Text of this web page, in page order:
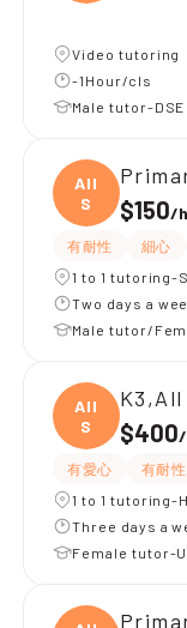
Video tutoring
-1Hour/cls
Male tutor-DSE
All
S
$150/
有耐性 細心
1 to 1 tutoring-
Two days a
Male tutor/
All
S
$400/
有愛心 有耐性
1 to 1 tutoring-
Three days a
Female tutor-